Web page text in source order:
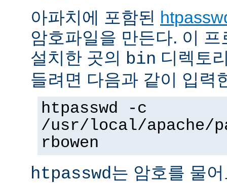
아파치에 포함된
암호파일을 만든다. 이
설치한 곳의 bin 디렉토
들려면 다음과 같이 입력
htpasswd -c
/usr/local/apache/
rbowen
htpasswd는 암호를 물